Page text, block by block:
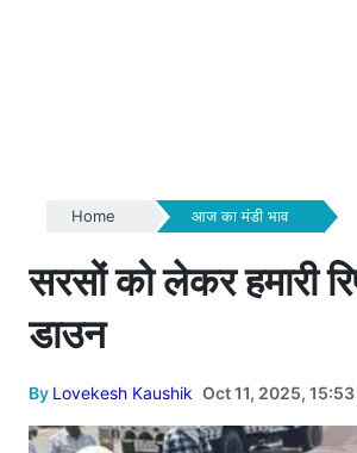
Home आज का मंडी भाव
सरसों को लेकर हमारी
डाउन
By Lovekesh Kaushik Oct 11, 2025, 15:53